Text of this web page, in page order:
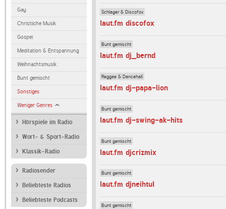
Gay
Christliche Musik
Gospel
Meditation & Entspannung
Weihnachtsmusik
Bunt gemischt
Sonstiges
Weniger Genres
Hörspiele im Radio
Wort- & Sport-Radio
Klassik-Radio
Radiosender
Beliebteste Radios
Beliebteste Podcasts
Schlager & Discofox
laut.fm discofox
Bunt gemischt
laut.fm dj_bernd
Reggae & Dancehall
laut.fm dj-papa-lion
Bunt gemischt
laut.fm dj-swing-ak-hits
Bunt gemischt
laut.fm djcrizmix
Bunt gemischt
laut.fm djneihtul
Bunt gemischt